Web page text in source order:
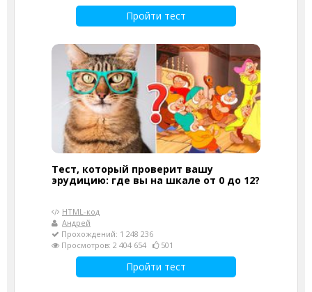
Пройти тест
Тест, который проверит вашу
эрудицию: где вы на шкале от 0 до 12?
HTML-код
Андрей
Прохождений: 1 248 236
Просмотров: 2 404 654
501
Пройти тест